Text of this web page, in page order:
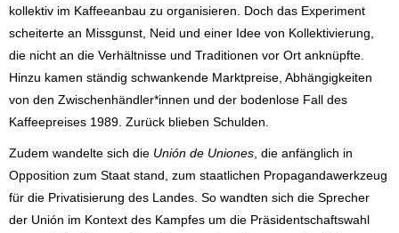
kollektiv im Kaffeeanbau zu organisieren. Doch das Experiment
scheiterte an Missgunst, Neid und einer Idee von Kollektivierung,
die nicht an die Verhältnisse und Traditionen vor Ort anknüpfte.
Hinzu kamen ständig schwankende Marktpreise, Abhängigkeiten
von den Zwischenhändler*innen und der bodenlose Fall des
Kaffeepreises 1989. Zurück blieben Schulden.
Zudem wandelte sich die Unión de Uniones , die anfänglich in
Opposition zum Staat stand, zum staatlichen Propagandawerkzeug
für die Privatisierung des Landes. So wandten sich die Sprecher
der Unión im Kontext des Kampfes um die Präsidentschaftswahl